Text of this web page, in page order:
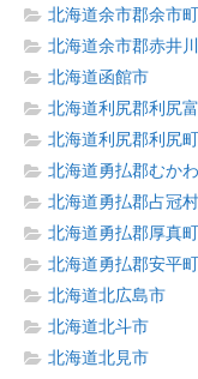
北海道余市郡余市町
北海道余市郡赤井
北海道函館市
北海道利尻郡利尻富
北海道利尻郡利尻町
北海道勇払郡むかわ
北海道勇払郡占冠村
北海道勇払郡厚真町
北海道勇払郡安平町
北海道北広島市
北海道北斗市
北海道北見市